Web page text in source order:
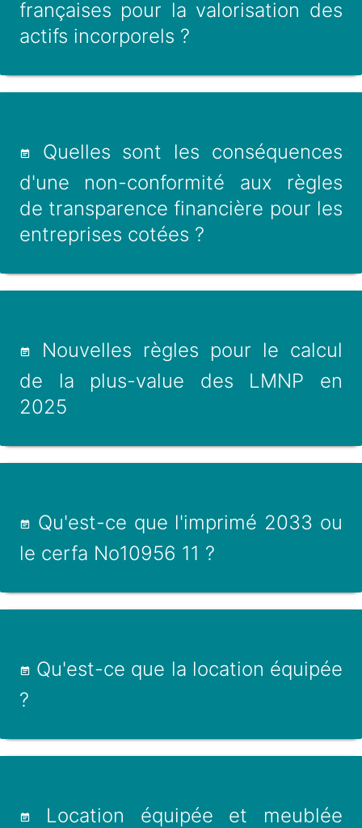
françaises pour la valorisation des
actifs incorporels ?
Quelles sont les conséquences
d'une non-conformité aux règles
de transparence financière pour les
entreprises cotées ?
Nouvelles règles pour le calcul
de la plus-value des LMNP en
2025
Qu'est-ce que l'imprimé 2033 ou
le cerfa No10956 11 ?
Qu'est-ce que la location équipée
?
Location équipée et meublée